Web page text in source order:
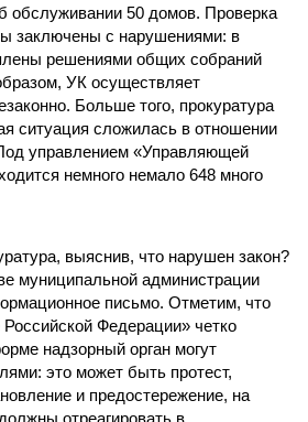
обслуживании 50 домов. Проверка
заключены с нарушениями: в
решениями общих собраний
УК осуществляет
Больше того, прокуратура
ситуация сложилась в отношении
управлением «Управляющей
немного немало 648 много
выяснив, что нарушен закон?
муниципальной администрации
письмо. Отметим, что
Федерации» четко
надзорный орган могут
это может быть протест,
и предостережение, на
отреагировать в